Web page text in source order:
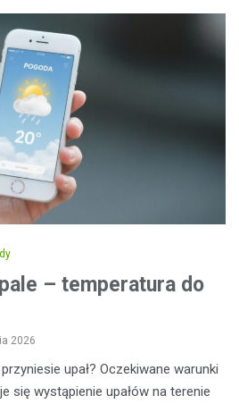
– temperatura do
2026
upał? Oczekiwane warunki
się wystąpienie upałów na terenie